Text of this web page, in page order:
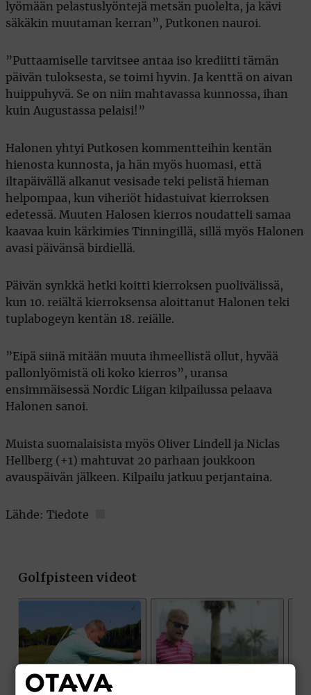
lyömään pelastuslyöntejä metsän puolelta, ja kävi
säkäkin muutaman kerran”, Putkonen nauroi.
”Puttaamiselle tarvitsee antaa iso krediitti tämän
päivän tuloksesta, se toimi hyvin. Ja kenttä on aivan
huippuhyvä. Se on niin mahtavassa kunnossa, ihan
kuin Augustassa pelaisi!”
Halonen yhtyi Putkosen kommentteihin kentän
hienosta kunnosta, ja hän myös huomasi, että
iltapäivällä alkanut vesisade teki pelistä hieman
helpompaa, kun viheriöt hidastuivat kierroksen
edetessä. Muuten Halosen kierros noudatteli samaa
kaavaa kuin kärkimies Tinningillä, sillä myös Halonen
avasi päivänsä birdiellä.
Päivän synkkä hetki koitti kierroksen puolivälissä,
kun 10. reiältä kierroksensa aloittanut Halonen teki
tuplabogeyn kentän 18. reiälle.
”Eipä siinä mitään muuta ihmeellistä ollut, hyvää
pallonlyömistä oli koko kierros”, uransa
ensimmäisessä Nordic Liigan kilpailussa pelaava
Halonen sanoi.
Muista suomalaisista myös Oliver Lindell ja Niclas
Hellberg (+1) mahtuvat 20 parhaan joukkoon
avauspäivän jälkeen. Kilpailu jatkuu perjantaina.
Lähde: Tiedote